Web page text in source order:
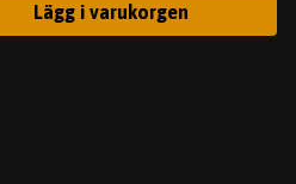
Lägg i varukorgen